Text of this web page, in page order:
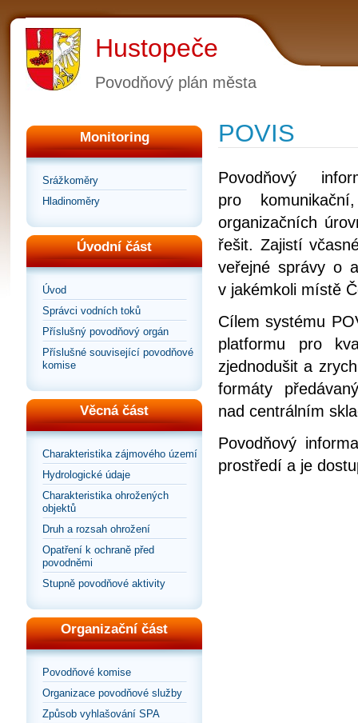
Hustopeče
Povodňový plán města
Monitoring
Srážkoměry
Hladinoměry
Úvodní část
Úvod
Správci vodních toků
Příslušný povodňový orgán
Příslušné související povodňové
komise
Věcná část
Charakteristika zájmového území
Hydrologické údaje
Charakteristika ohrožených
objektů
Druh a rozsah ohrožení
Opatření k ochraně před
povodněmi
Stupně povodňové aktivity
Organizační část
Povodňové komise
Organizace povodňové služby
Způsob vyhlašování SPA
POVIS
Povodňový
pro
organizačních
řešit. Zajistí
veřejné správy o
v jakémkoli místě
Cílem systému
platformu pro
zjednodušit a
formáty
nad centrálním
Povodňový
prostředí a je